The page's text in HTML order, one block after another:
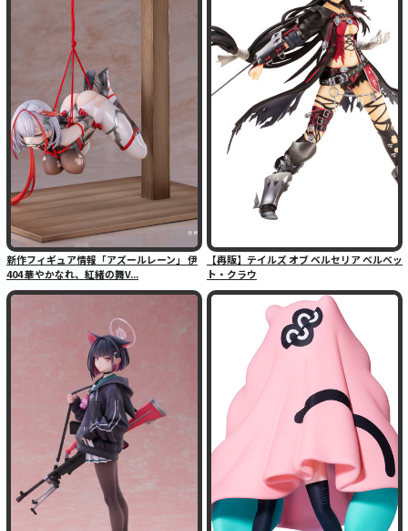
新作フィギュア情報「アズールレーン」 伊
404 華やかなれ、紅緒の舞V...
【再販】テイルズ オブ ベルセリア ベルベッ
ト・クラウ